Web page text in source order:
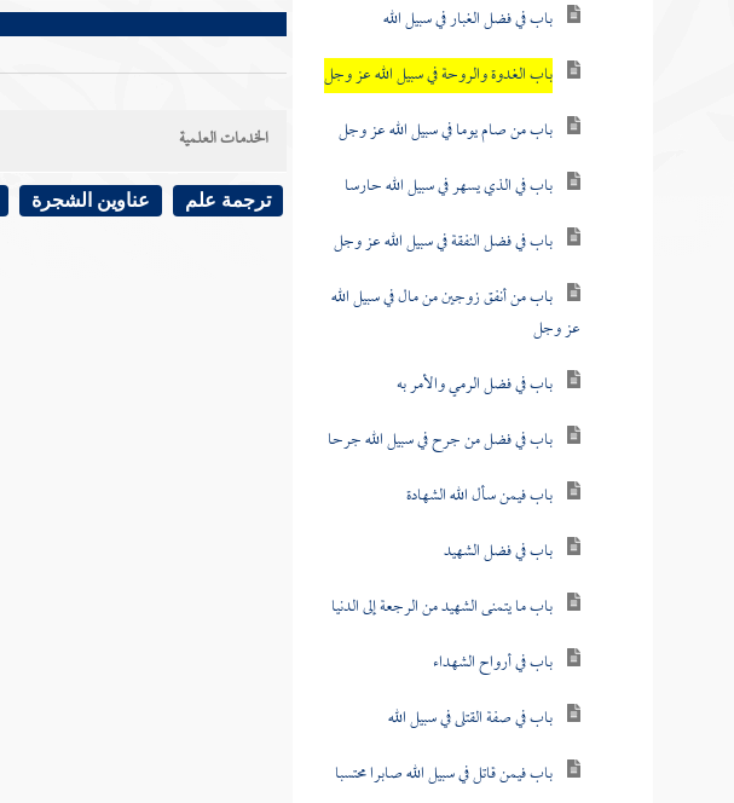
باب في فضل الغبار في سبيل الله
باب الغدوة والروحة في سبيل الله عز وجل
باب من صام يوما في سبيل الله عز وجل
باب في الذي يسهر في سبيل الله حارسا
باب في فضل النفقة في سبيل الله عز وجل
باب من أنفق زوجين من مال في سبيل الله
عز وجل
باب في فضل الرمي والأمر به
باب في فضل من جرح في سبيل الله جرحا
باب فيمن سأل الله الشهادة
باب في فضل الشهيد
باب ما يتمنى الشهيد من الرجعة إلى الدنيا
باب في أرواح الشهداء
باب في صفة القتلى في سبيل الله
باب فيمن قاتل في سبيل الله صابرا محتسبا
الخدمات العلمية
ترجمة علم عناوين الشجرة